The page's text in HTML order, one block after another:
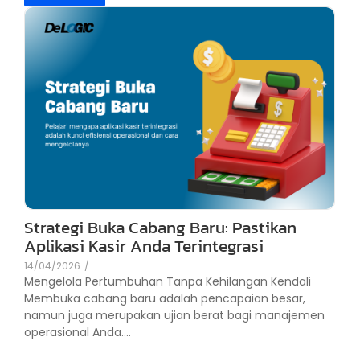
Strategi Buka Cabang Baru: Pastikan
Aplikasi Kasir Anda Terintegrasi
14/04/2026 /
Mengelola Pertumbuhan Tanpa Kehilangan Kendali
Membuka cabang baru adalah pencapaian besar,
namun juga merupakan ujian berat bagi manajemen
operasional Anda....